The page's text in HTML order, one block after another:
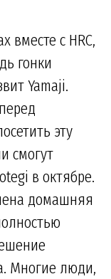
вместе с HRC,
гонки
Yamaji.
эту
смогут
в октябре.
домашняя
Многие люди,